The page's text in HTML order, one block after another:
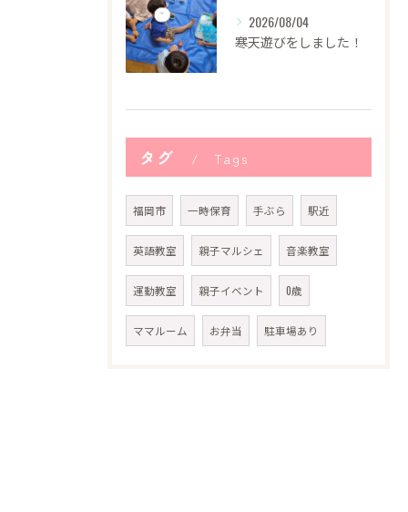
2026/08/04
寒天遊びをしました！
タグ Tags
福岡市 一時保育 手ぶら 駅近
英語教室 親子マルシェ 音楽教室
運動教室 親子イベント 0歳
ママルーム お弁当 駐車場あり